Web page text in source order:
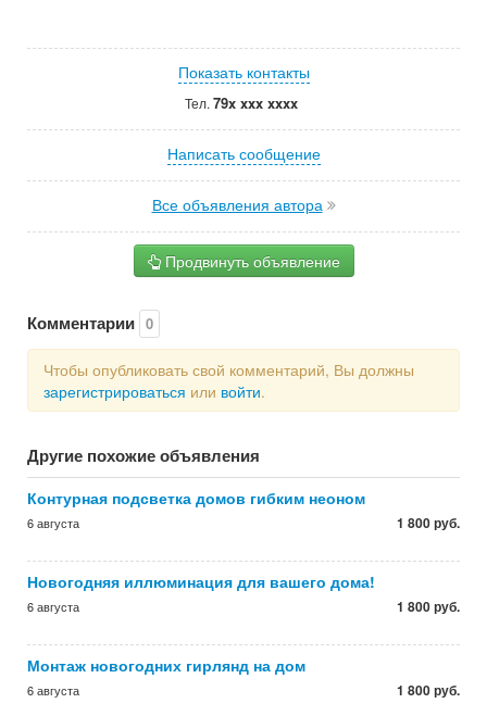
Показать контакты
Тел. 79x xxx xxxx
Написать сообщение
Все объявления автора
Продвинуть объявление
Комментарии 0
Чтобы опубликовать свой комментарий, Вы должны
зарегистрироваться или войти.
Другие похожие объявления
Контурная подсветка домов гибким неоном
6 августа 1 800 руб.
Новогодняя иллюминация для вашего дома!
6 августа 1 800 руб.
Монтаж новогодних гирлянд на дом
6 августа 1 800 руб.